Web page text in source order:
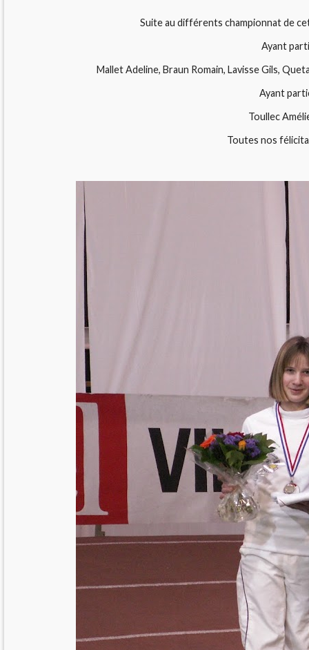
Suite au différents championnat de
Ayant
Mallet Adeline, Braun Romain, Lavisse Gils, Quetard
Ayant
Toullec Amélie (
Toutes nos